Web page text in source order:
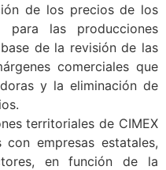
de los precios de los
para las producciones
de la revisión de las
comerciales que
y la eliminación de
territoriales de CIMEX
empresas estatales,
en función de la